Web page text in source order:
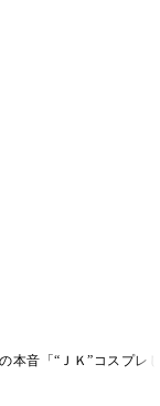
本音「“ＪＫ”コスプレ